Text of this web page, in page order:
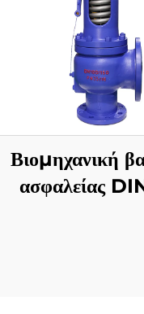
Βιομηχανική
ασφαλείας